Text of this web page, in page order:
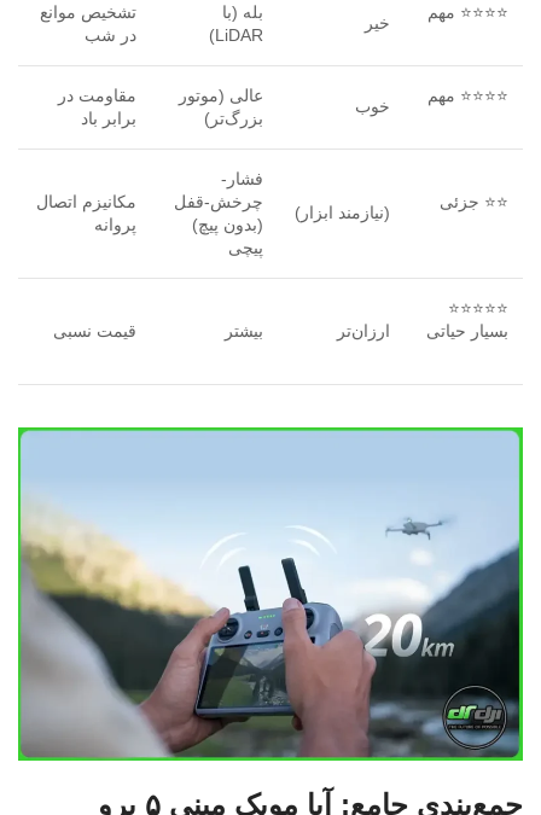
⭐⭐⭐⭐ مهم
خیر
بله (با
LiDAR)
تشخیص موانع
در شب
⭐⭐⭐⭐ مهم
خوب
عالی (موتور
بزرگ‌تر)
مقاومت در
برابر باد
⭐⭐ جزئی
(نیازمند ابزار)
فشار-
چرخش-قفل
(بدون پیچ)
پیچی
مکانیزم اتصال
پروانه
⭐⭐⭐⭐⭐
بسیار حیاتی
ارزان‌تر بیشتر قیمت نسبی
جمع‌بندی جامع: آیا مویک مینی ۵ پرو